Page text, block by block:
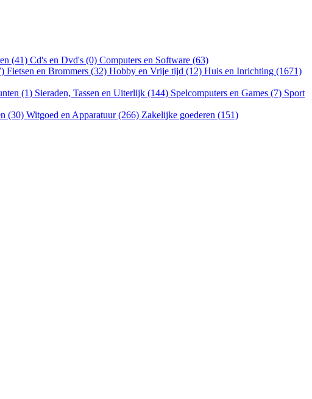
(41) Cd's en Dvd's (0) Computers en Software (63)
Fietsen en Brommers (32) Hobby en Vrije tijd (12) Huis en Inrichting (1671)
(1) Sieraden, Tassen en Uiterlijk (144) Spelcomputers en Games (7) Sport
(30) Witgoed en Apparatuur (266) Zakelijke goederen (151)